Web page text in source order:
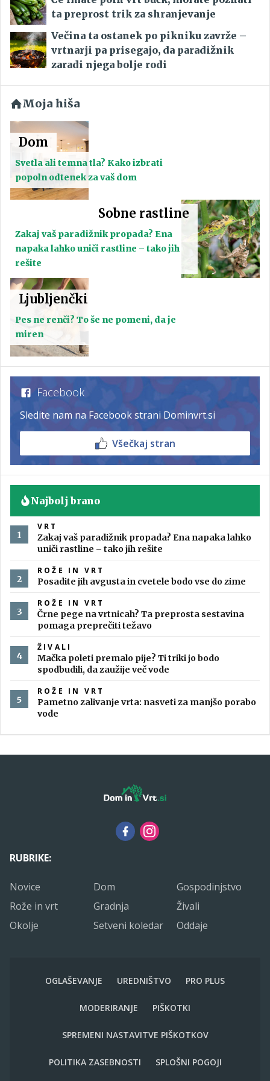
ta preprost trik za shranjevanje
Večina ta ostanek po pikniku zavrže –
vrtnarji pa prisegajo, da paradižnik
zaradi njega bolje rodi
Moja hiša
Dom
Svetla ali temna tla? Kako izbrati
popoln odtenek za vaš dom
Sobne rastline
Zakaj vaš paradižnik propada? Ena
napaka lahko uniči rastline – tako jih
rešite
Ljubljenčki
Pes ne renči? To še ne pomeni, da je
miren
Facebook
Sledite nam na Facebook strani Dominvrt.si
Všečkaj stran
Najbolj brano
VRT
Zakaj vaš paradižnik propada? Ena napaka lahko
uniči rastline – tako jih rešite
ROŽE IN VRT
Posadite jih avgusta in cvetele bodo vse do zime
ROŽE IN VRT
Črne pege na vrtnicah? Ta preprosta sestavina
pomaga preprečiti težavo
ŽIVALI
Mačka poleti premalo pije? Ti triki jo bodo
spodbudili, da zaužije več vode
ROŽE IN VRT
Pametno zalivanje vrta: nasveti za manjšo porabo
vode
RUBRIKE:
Novice Dom
Gospodinjstvo
Rože in vrt
Gradnja
Živali
Okolje
Setveni koledar Oddaje
OGLAŠEVANJE UREDNIŠTVO PRO PLUS
MODERIRANJE PIŠKOTKI
SPREMENI NASTAVITVE PIŠKOTKOV
POLITIKA ZASEBNOSTI SPLOŠNI POGOJI